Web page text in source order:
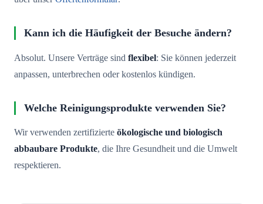
Kann ich die Häufigkeit der Besuche ändern?
Absolut. Unsere Verträge sind flexibel: Sie können jederzeit
anpassen, unterbrechen oder kostenlos kündigen.
Welche Reinigungsprodukte verwenden Sie?
Wir verwenden zertifizierte ökologische und biologisch
abbaubare Produkte, die Ihre Gesundheit und die Umwelt
respektieren.